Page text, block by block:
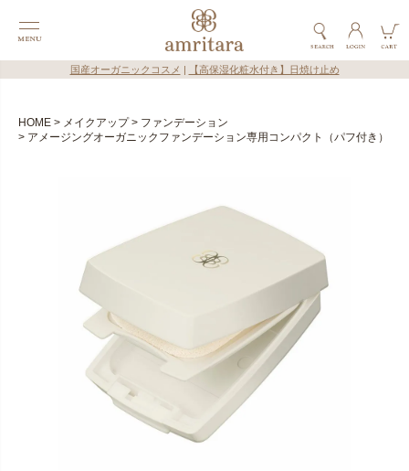
国産オーガニックコスメ 【高保湿化粧水付き】日焼け止め
HOME メイクアップ
ファンデーション
アメージングオーガニックファンデーション専用コンパクト（パフ付き）